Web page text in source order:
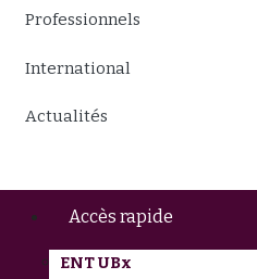
Professionnels
International
Actualités
Accès rapide
ENT UBx